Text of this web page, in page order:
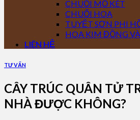
CHUỐI MỎ KÉT
CHUỐI HOA
TUYẾT SƠN PHI
HOA KIM ĐỒNG
LIÊN HỆ
TƯ VẤN
CÂY TRÚC QUÂN TỬ
NHÀ ĐƯỢC KHÔNG?